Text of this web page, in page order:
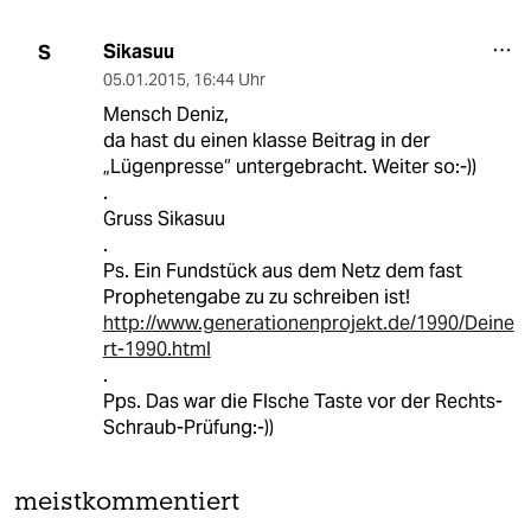
S Sikasuu
05.01.2015, 16:44 Uhr
Mensch Deniz,
da hast du einen klasse Beitrag in der
„Lügenpresse“ untergebracht. Weiter so:-))
.
Gruss Sikasuu
.
Ps. Ein Fundstück aus dem Netz dem fast
Prophetengabe zu zu schreiben ist!
http://www.generationenprojekt.de/1990/Deine
rt-1990.html
.
Pps. Das war die Flsche Taste vor der Rechts-
Schraub-Prüfung:-))
meistkommentiert